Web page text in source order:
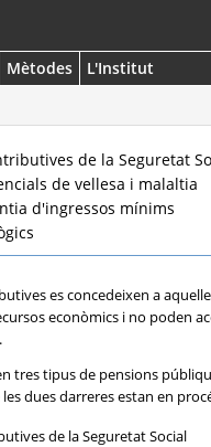
Mètodes
L'Institut
de la Seguretat
de vellesa i malaltia
d'ingressos mínims
es concedeixen a
econòmics i no poden
tres tipus de pensions
dues darreres estan en
de la Seguretat Social